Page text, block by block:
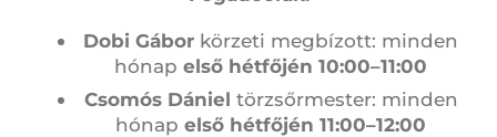
Dobi Gábor körzeti megbízott: minden
hónap első hétfőjén 10:00–11:00
Csomós Dániel törzsőrmester: minden
hónap első hétfőjén 11:00–12:00